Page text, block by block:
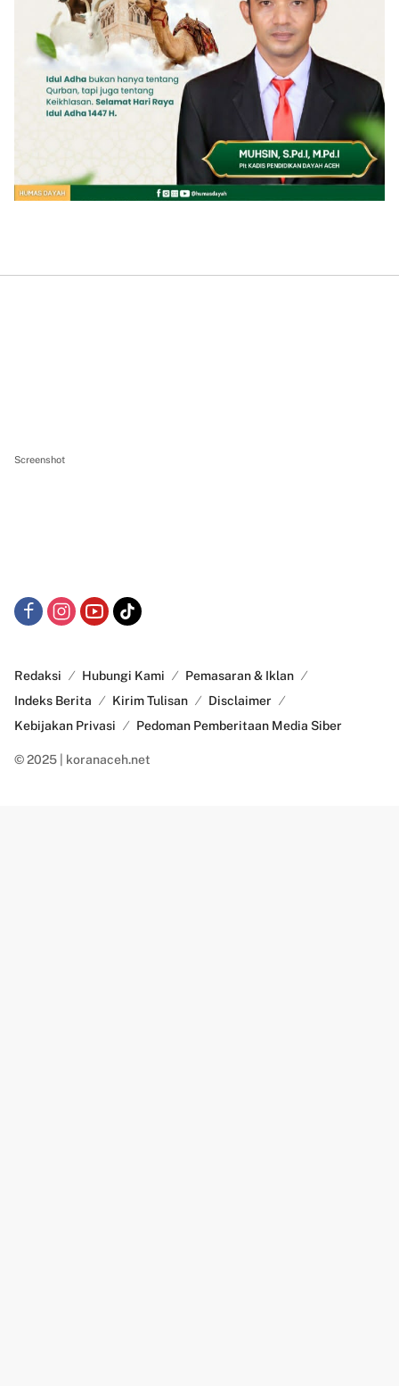
Screenshot
Redaksi Hubungi Kami
Pemasaran & Iklan
Indeks Berita
Kirim Tulisan
Disclaimer
Kebijakan Privasi
Pedoman Pemberitaan Media Siber
© 2025 | koranaceh.net